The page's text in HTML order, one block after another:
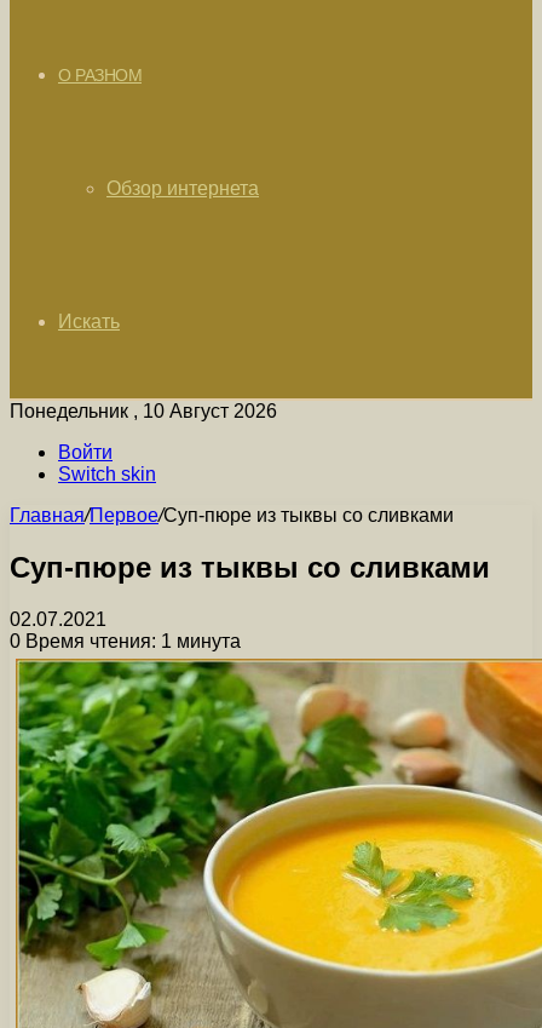
О РАЗНОМ
Обзор интернета
Искать
Понедельник , 10 Август 2026
Войти
Switch skin
Главная/Первое/Суп-пюре из тыквы со сливками
Суп-пюре из тыквы со сливками
02.07.2021
0 Время чтения: 1 минута